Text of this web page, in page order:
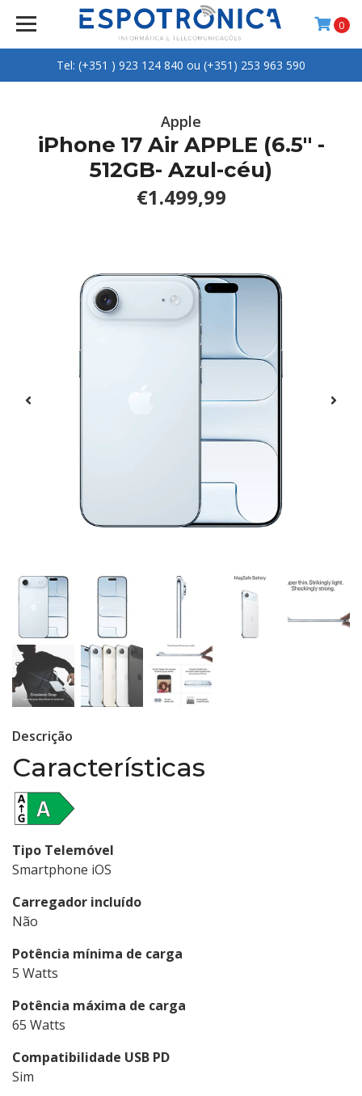
Tel: (+351 ) 923 124 840 ou (+351) 253 963 590
0
Apple
iPhone 17 Air APPLE (6.5'' -
512GB- Azul-céu)
€1.499,99
Descrição
Características
Tipo Telemóvel
Smartphone iOS
Carregador incluído
Não
Potência mínima de carga
5 Watts
Potência máxima de carga
65 Watts
Compatibilidade USB PD
Sim